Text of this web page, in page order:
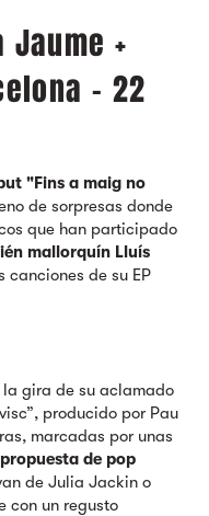
+
- 22
"Fins a maig no
de sorpresas donde
que han participado
mallorquín Lluís
canciones de su EP
gira de su aclamado
producido por Pau
marcadas por unas
de pop
de Julia Jackin o
con un regusto